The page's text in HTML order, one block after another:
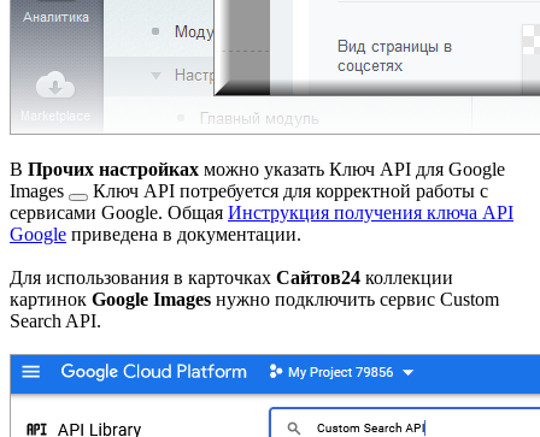
В Прочих настройках можно указать Ключ API для Google
Images
Ключ API потребуется для корректной работы с
сервисами Google. Общая Инструкция получения ключа API
Google приведена в документации.
Для использования в карточках Сайтов24 коллекции
картинок Google Images нужно подключить сервис Custom
Search API.